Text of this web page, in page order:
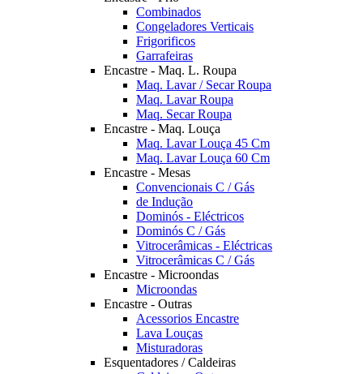
Combinados
Congeladores Verticais
Frigorificos
Garrafeiras
Encastre - Maq. L. Roupa
Maq. Lavar / Secar Roupa
Maq. Lavar Roupa
Maq. Secar Roupa
Encastre - Maq. Louça
Maq. Lavar Louça 45 Cm
Maq. Lavar Louça 60 Cm
Encastre - Mesas
Convencionais C / Gás
de Indução
Dominós - Eléctricos
Dominós C / Gás
Vitrocerâmicas - Eléctricas
Vitrocerâmicas C / Gás
Encastre - Microondas
Microondas
Encastre - Outras
Acessorios Encastre
Lava Louças
Misturadoras
Esquentadores / Caldeiras